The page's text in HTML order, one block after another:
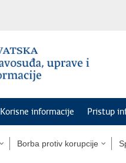
Korisne informacije Pristup
Borba protiv korupcije